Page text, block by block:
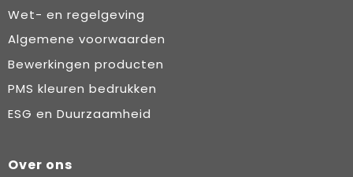
Wet- en regelgeving
Algemene voorwaarden
Bewerkingen producten
PMS kleuren bedrukken
ESG en Duurzaamheid
Over ons